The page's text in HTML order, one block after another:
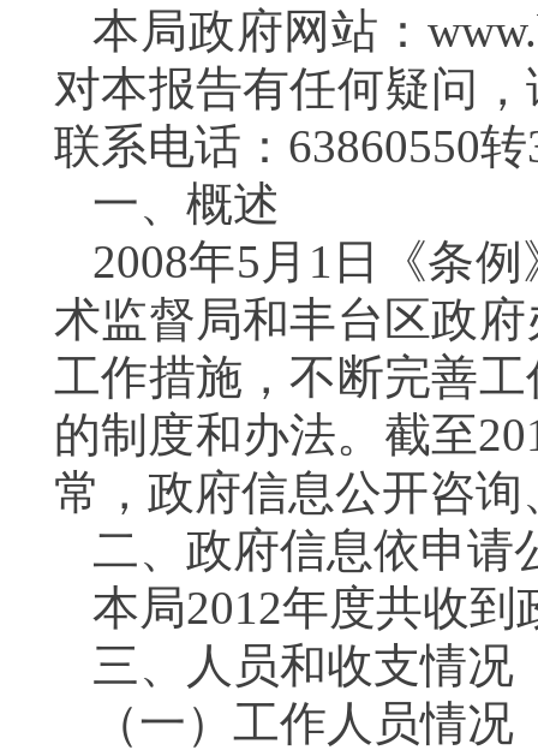
本局政府网站：
对本报告有任何疑问
联系电话：63860550转
一、概述
2008年5月1日《条
术监督局和丰台区政
工作措施，不断完善
的制度和办法。截至
常，政府信息公开咨
二、政府信息依申请
本局2012年度共收
三、人员和收支情况
（一）工作人员情况